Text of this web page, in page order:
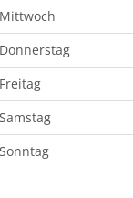
Mittwoch
Donnerstag
Freitag
Samstag
Sonntag